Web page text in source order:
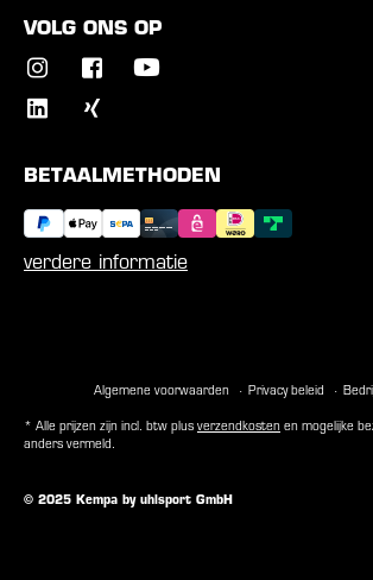
VOLG ONS OP
BETAALMETHODEN
verdere informatie
Algemene voorwaarden Privacy beleid
© 2025 Kempa by uhlsport GmbH
* Alle prijzen zijn incl. btw plus verzendkosten en mogelijke
anders vermeld.